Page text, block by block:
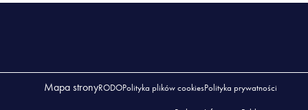
Mapa stronyRODOPolityka plików cookiesPolityka prywatności